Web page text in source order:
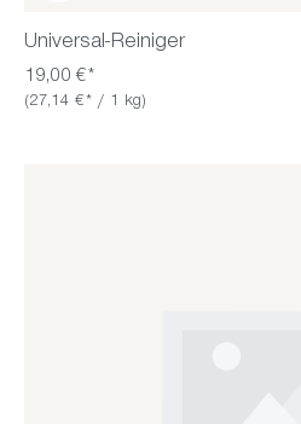
Universal-Reiniger
19,00 €*
(27,14 €* / 1 kg)